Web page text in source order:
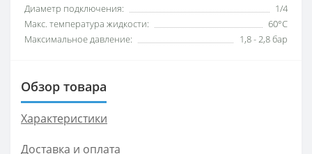
Диаметр подключения:
1/4
Макс. температура жидкости:
60°С
Максимальное давление:
1,8 - 2,8 бар
Обзор товара
Характеристики
Доставка и оплата